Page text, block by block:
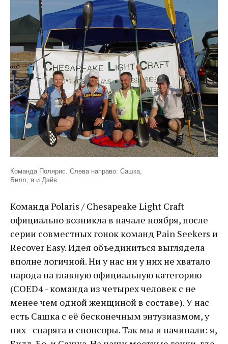
Команда Полярис. Слева направо: Сашка,
Билл, я и Дэйв.
Команда Polaris / Chesapeake Light Craft
официально возникла в начале ноября, после
серии совместных гонок команд Pain Seekers и
Recover Easy. Идея объединиться выглядела
вполне логичной. Ни у нас ни у них не хватало
народа на главную официальную категорию
(COED4 - команда из четырех человек с не
менее чем одной женщиной в составе). У нас
есть Сашка с её бесконечным энтузиазмом, у
них - снаряга и спонсоры. Так мы и начинали: я,